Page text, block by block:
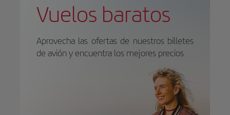
Vuelos baratos
Aprovecha las ofertas de nuestros billetes
de avión y encuentra los mejores precios